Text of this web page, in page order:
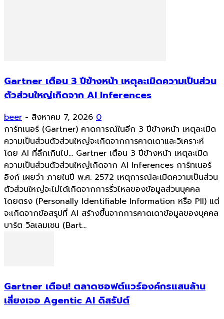
Gartner เตือน 3 ปีข้างหน้า เหตุละเมิดความเป็นส่วน
ตัวส่วนใหญ่เกิดจาก AI Inferences
beer - สิงหาคม 7, 2026 0
การ์ทเนอร์ (Gartner) คาดการณ์ในอีก 3 ปีข้างหน้า เหตุละเมิด
ความเป็นส่วนตัวส่วนใหญ่จะเกิดจากการคาดเดาและวิเคราะห์
โดย AI ที่ลึกเกินไป... Gartner เตือน 3 ปีข้างหน้า เหตุละเมิด
ความเป็นส่วนตัวส่วนใหญ่เกิดจาก AI Inferences การ์ทเนอร์
อิงก์ เผยว่า ภายในปี พ.ศ. 2572 เหตุการณ์ละเมิดความเป็นส่วน
ตัวส่วนใหญ่จะไม่ได้เกิดจากการรั่วไหลของข้อมูลส่วนบุคคล
โดยตรง (Personally Identifiable Information หรือ PII) แต่
จะเกิดจากข้อสรุปที่ AI สร้างขึ้นจากการคาดเดาข้อมูลของบุคคล
บาร์ต วิลเลมเซน (Bart...
Gartner เตือน! ตลาดซอฟต์แวร์องค์กรแสนล้าน
เสี่ยงเจอ Agentic AI ดิสรัปต์